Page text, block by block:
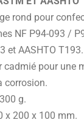
rond pour
NF P94-093 /
et AASHTO T193.
cadmié pour une
corrosion.
g.
x 200 x 100 mm.